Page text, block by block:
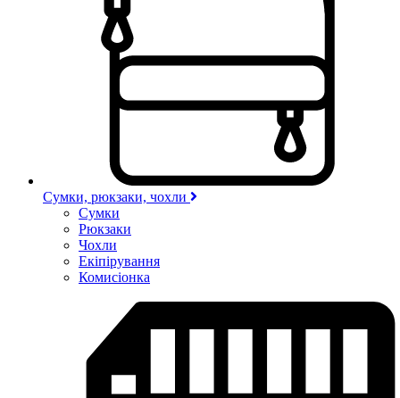
Сумки, рюкзаки, чохли
Сумки
Рюкзаки
Чохли
Екіпірування
Комисіонка